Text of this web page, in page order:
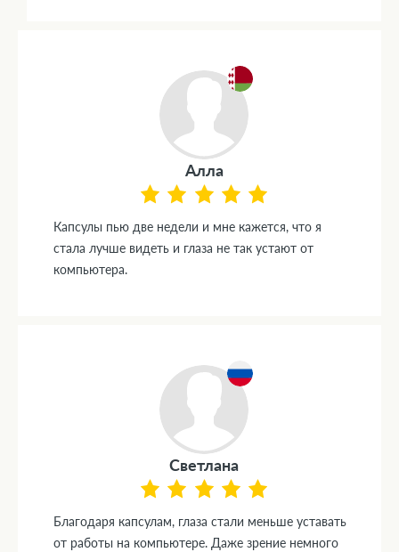
Алла
Капсулы пью две недели и мне кажется, что я
стала лучше видеть и глаза не так устают от
компьютера.
Светлана
Благодаря капсулам, глаза стали меньше уставать
от работы на компьютере. Даже зрение немного